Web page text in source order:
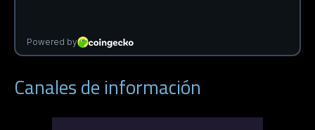
Canales de información